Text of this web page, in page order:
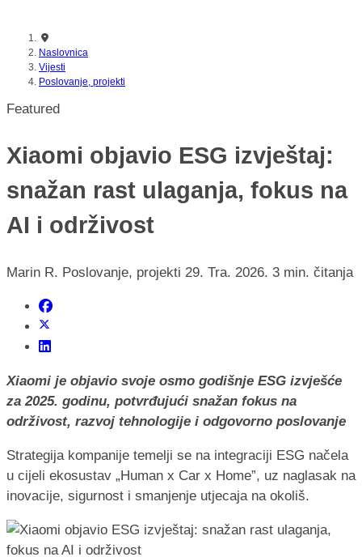
Naslovnica
Vijesti
Poslovanje, projekti
Featured
Xiaomi objavio ESG izvještaj:
snažan rast ulaganja, fokus na
AI i održivost
Marin R. Poslovanje, projekti 29. Tra. 2026. 3 min. čitanja
Xiaomi je objavio svoje osmo godišnje ESG izvješće
za 2025. godinu, potvrđujući snažan fokus na
održivost, razvoj tehnologije i odgovorno poslovanje
Strategija kompanije temelji se na integraciji ESG načela
u cijeli ekosustav „Human x Car x Home”, uz naglasak na
inovacije, sigurnost i smanjenje utjecaja na okoliš.